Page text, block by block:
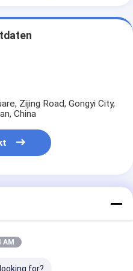
Zijing Road, Gongyi City,
China
Preis Für
Micro Calcium
AM
for?